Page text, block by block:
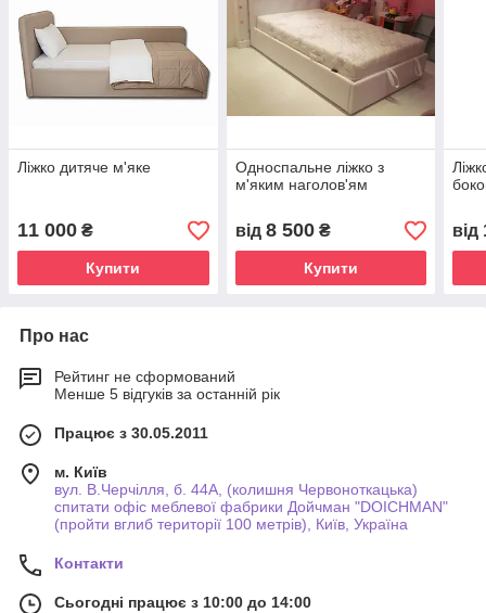
Ліжко дитяче м'яке
11 000 ₴
Купити
Односпальне ліжко з
м'яким наголов'ям
від 8 500₴
Купити
від
Про нас
Рейтинг не сформований
Менше 5 відгуків за останній рік
Працює з 30.05.2011
м. Київ
вул. В.Черчілля, б. 44А, (колишня Червоноткацька)
спитати офіс меблевої фабрики Дойчман "DOICHMAN"
(пройти вглиб території 100 метрів), Київ, Україна
Контакти
Сьогодні працює з 10:00 до 14:00